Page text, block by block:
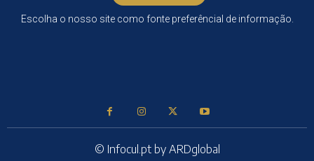
Escolha o nosso site como fonte preferêncial de informação.
© Infocul.pt by ARDglobal